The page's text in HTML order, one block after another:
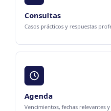
Consultas
Casos prácticos y respuestas
Agenda
Vencimientos, fechas relevantes